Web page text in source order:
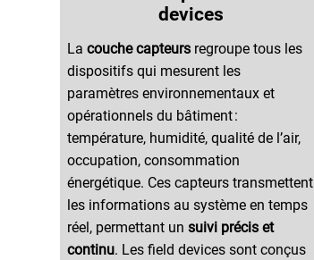
devices
La couche capteurs regroupe tous les
dispositifs qui mesurent les
paramètres environnementaux et
opérationnels du bâtiment :
température, humidité, qualité de l’air,
occupation, consommation
énergétique. Ces capteurs transmettent
les informations au système en temps
réel, permettant un suivi précis et
continu. Les field devices sont conçus